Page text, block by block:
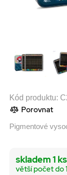
Kód produktu:
Porovnat
Pigmentové
skladem 1 ks
větší počet do